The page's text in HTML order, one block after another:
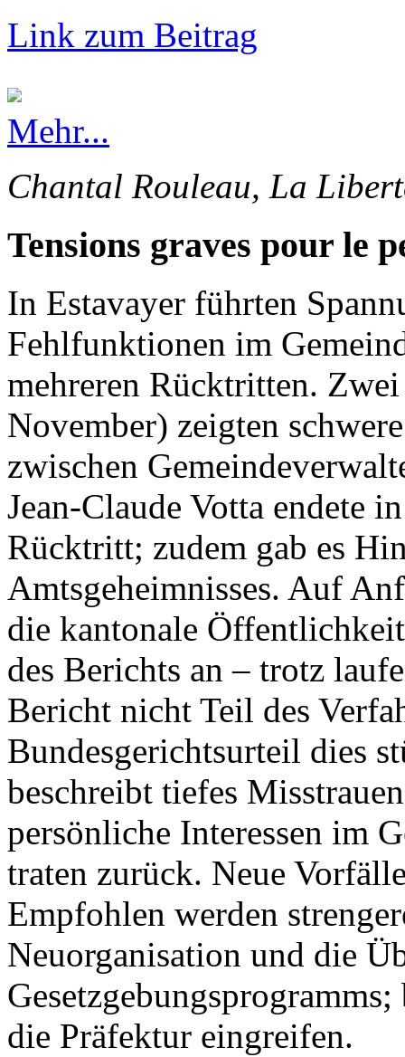
Link zum Beitrag
Mehr...
Chantal Rouleau, La
Tensions graves pour le
In Estavayer führten
Fehlfunktionen im
mehreren Rücktritten.
November) zeigten
zwischen
Jean-Claude Votta endete
Rücktritt; zudem gab es
Amtsgeheimnisses. Auf
die kantonale
des Berichts an – trotz
Bericht nicht Teil des
Bundesgerichtsurteil dies
beschreibt tiefes
persönliche Interessen im
traten zurück. Neue
Empfohlen werden
Neuorganisation und die
die Präfektur eingreifen.